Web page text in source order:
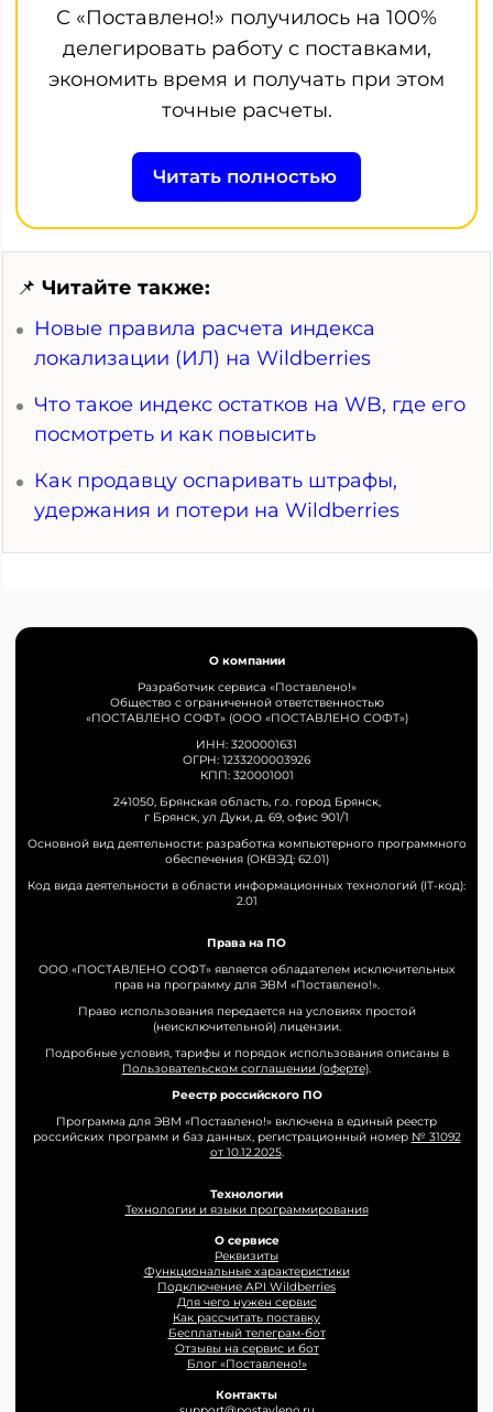
С «Поставлено!» получилось на 100%
делегировать работу с поставками,
экономить время и получать при этом
точные расчеты.
Читать полностью
📌 Читайте также:
Новые правила расчета индекса
локализации (ИЛ) на Wildberries
Что такое индекс остатков на WB, где его
посмотреть и как повысить
Как продавцу оспаривать штрафы,
удержания и потери на Wildberries
О компании
Разработчик сервиса «Поставлено!»
Общество с ограниченной ответственностью
«ПОСТАВЛЕНО СОФТ» (ООО «ПОСТАВЛЕНО СОФТ»)
ИНН: 3200001631
ОГРН: 1233200003926
КПП: 320001001
241050, Брянская область, г.о. город Брянск,
г Брянск, ул Дуки, д. 69, офис 901/1
Основной вид деятельности: разработка компьютерного программного
обеспечения (ОКВЭД: 62.01)
Код вида деятельности в области информационных технологий (IT-код):
2.01
Права на ПО
ООО «ПОСТАВЛЕНО СОФТ» является обладателем исключительных
прав на программу для ЭВМ «Поставлено!».
Право использования передается на условиях простой
(неисключительной) лицензии.
Подробные условия, тарифы и порядок использования описаны в
Пользовательском соглашении (оферте).
Реестр российского ПО
Программа для ЭВМ «Поставлено!» включена в единый реестр
российских программ и баз данных, регистрационный номер № 31092
от 10.12.2025.
Технологии
Технологии и языки программирования
О сервисе
Реквизиты
Функциональные характеристики
Подключение API Wildberries
Для чего нужен сервис
Как рассчитать поставку
Бесплатный телеграм-бот
Отзывы на сервис и бот
Блог «Поставлено!»
Контакты